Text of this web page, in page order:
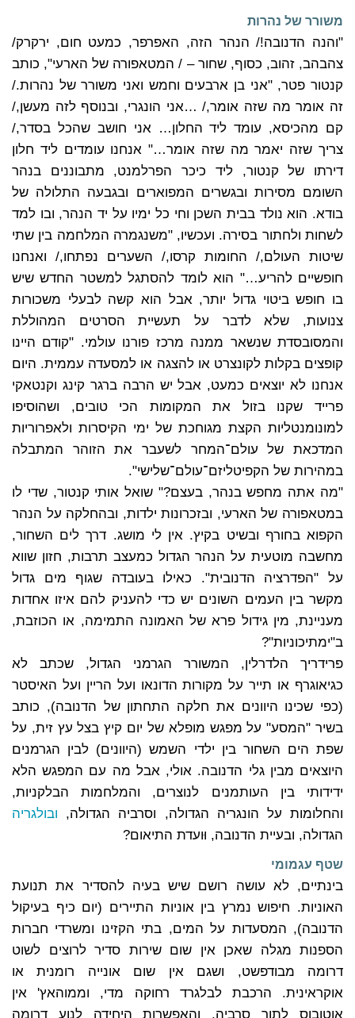
משורר של נהרות
"והנה הדנובה!/ הנהר הזה, האפרפר, כמעט חום, ירקרק/
צהבהב, זהוב, כסוף, שחור – / המטאפורה של הארעי", כותב
קנטור פטר, "אני בן ארבעים וחמש ואני משורר של נהרות./
זה אומר מה שזה אומר,/ …אני הונגרי, ובנוסף לזה מעשן,/
קם מהכיסא, עומד ליד החלון… אני חושב שהכל בסדר,/
צריך שזה יאמר מה שזה אומר…" אנחנו עומדים ליד חלון
דירתו של קנטור, ליד כיכר הפרלמנט, מתבוננים בנהר
השומם מסירות ובגשרים המפוארים ובגבעה התלולה של
בודא. הוא נולד בבית השכן וחי כל ימיו על יד הנהר, ובו למד
לשחות ולחתור בסירה. ועכשיו, "משנגמרה המלחמה בין שתי
שיטות העולם,/ החומות קרסו,/ השערים נפתחו,/ ואנחנו
חופשיים להריע…" הוא לומד להסתגל למשטר החדש שיש
בו חופש ביטוי גדול יותר, אבל הוא קשה לבעלי משכורות
צנועות, שלא לדבר על תעשיית הסרטים המהוללת
והמסובסדת שנשאר ממנה מרכז פורנו עולמי. "קודם היינו
קופצים בקלות לקונצרט או להצגה או למסעדה עממית. היום
אנחנו לא יוצאים כמעט, אבל יש הרבה ברגר קינג וקנטאקי
פרייד שקנו בזול את המקומות הכי טובים, ושהוסיפו
למונומנטליות הקצת מגוחכת של ימי הקיסרות ולאפרוריות
המדכאת של עולם־המחר לשעבר את הזוהר המתבלה
במהירות של הקפיטליזם־עולם־שלישי".
"מה אתה מחפש בנהר, בעצם?" שואל אותי קנטור, שדי לו
במטאפורה של הארעי, ובזכרונות ילדות, ובהחלקה על הנהר
הקפוא בחורף ובשיט בקיץ. אין לי מושג. דרך לים השחור,
מחשבה מוטעית על הנהר הגדול כמעצב תרבות, חזון שווא
על "הפדרציה הדנובית". כאילו בעובדה שגוף מים גדול
מקשר בין העמים השונים יש כדי להעניק להם איזו אחדות
מעניינת, מין גידול פרא של האמונה התמימה, או הכוזבת,
ב"ימתיכוניות"?
פרידריך הלדרלין, המשורר הגרמני הגדול, שכתב לא
כגיאוגרף או תייר על מקורות הדונאו ועל הריין ועל האיסטר
(כפי שכינו היוונים את חלקה התחתון של הדנובה), כותב
בשיר "המסע" על מפגש מופלא של יום קיץ בצל עץ זית, על
שפת הים השחור בין ילדי השמש (היוונים) לבין הגרמנים
היוצאים מבין גלי הדנובה. אולי, אבל מה עם המפגש הלא
ידידותי בין העותמנים לנוצרים, והמלחמות הבלקניות,
והחלומות על הונגריה הגדולה, וסרביה הגדולה, ובולגריה
הגדולה, ובעיית הדנובה, וּועדת התיאום?
שטף עגמומי
בינתיים, לא עושה רושם שיש בעיה להסדיר את תנועת
האוניות. חיפוש נמרץ בין אוניות התיירים (יום כיף בעיקול
הדנובה), המסעדות על המים, בתי הקזינו ומשרדי חברות
הספנות מגלה שאכן אין שום שירות סדיר לרוצים לשוט
דרומה מבודפשט, ושגם אין שום אונייה רומנית או
אוקראינית. הרכבת לבלגרד רחוקה מדי, וממוהאץ' אין
אוטובוס לתוך סרביה, והאפשרות היחידה לנוע דרומה